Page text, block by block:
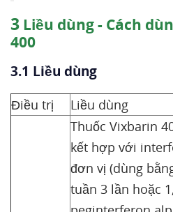
3 Liều dùng - Cách
400
3.1 Liều dùng
Điều trị
Liều dùng
Thuốc Vixbarin
kết hợp với
đơn vị (dùng
tuần 3 lần hoặc